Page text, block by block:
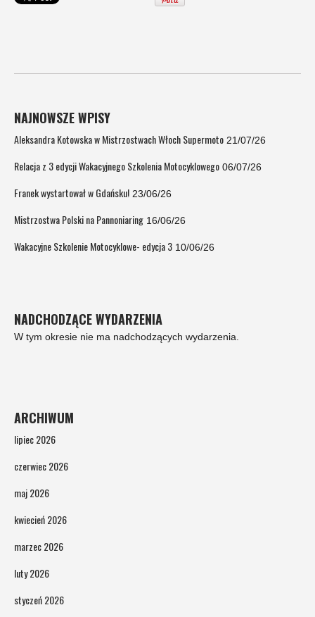
NAJNOWSZE WPISY
Aleksandra Kotowska w Mistrzostwach Włoch Supermoto 21/07/26
Relacja z 3 edycji Wakacyjnego Szkolenia Motocyklowego 06/07/26
Franek wystartował w Gdańsku! 23/06/26
Mistrzostwa Polski na Pannoniaring 16/06/26
Wakacyjne Szkolenie Motocyklowe- edycja 3 10/06/26
NADCHODZĄCE WYDARZENIA
W tym okresie nie ma nadchodzących wydarzenia.
ARCHIWUM
lipiec 2026
czerwiec 2026
maj 2026
kwiecień 2026
marzec 2026
luty 2026
styczeń 2026